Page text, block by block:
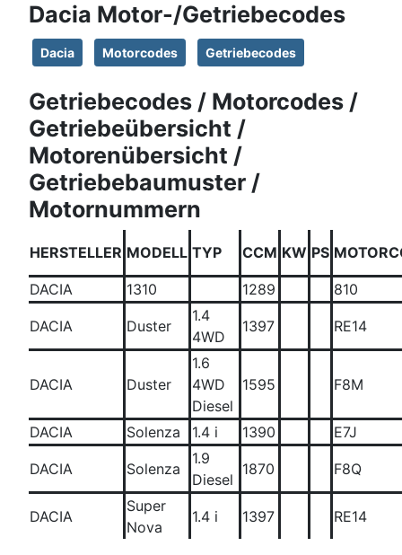
Dacia Motor-/Getriebecodes
Dacia Motorcodes Getriebecodes
Getriebecodes / Motorcodes /
Getriebeübersicht /
Motorenübersicht /
Getriebebaumuster /
Motornummern
HERSTELLER MODELL TYP CCM KW PS
DACIA 1310 1289 810
DACIA Duster
1.4
4WD
1397 RE14
DACIA Duster
1.6
4WD
Diesel
1595 F8M
DACIA Solenza 1.4 i 1390 E7J
DACIA Solenza
1.9
Diesel
1870 F8Q
DACIA
Super
Nova
1.4 i 1397 RE14